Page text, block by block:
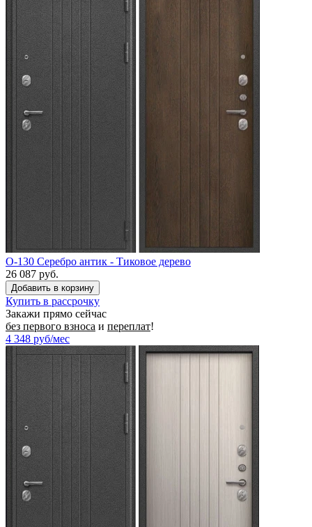
O-130 Серебро антик - Тиковое дерево
26 087 руб.
Купить в рассрочку
Закажи прямо сейчас
без первого взноса и переплат!
4 348 руб/мес